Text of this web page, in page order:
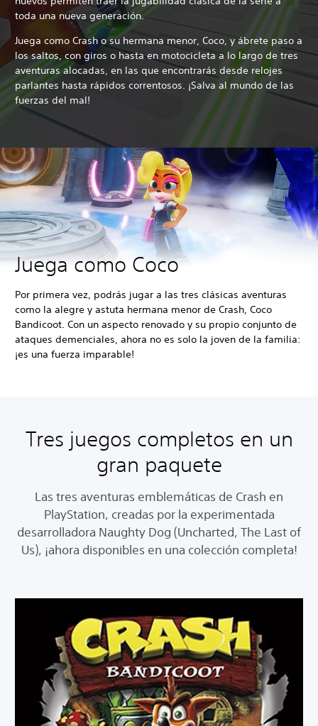
toda una nueva generación.
Juega como Crash o su hermana menor, Coco, y ábrete paso a
los saltos, con giros o hasta en motocicleta a lo largo de tres
aventuras alocadas, en las que encontrarás desde relojes
parlantes hasta rápidos correntosos. ¡Salva al mundo de las
fuerzas del mal!
Juega como Coco
Por primera vez, podrás jugar a las tres clásicas aventuras
como la alegre y astuta hermana menor de Crash, Coco
Bandicoot. Con un aspecto renovado y su propio conjunto de
ataques demenciales, ahora no es solo la joven de la familia:
¡es una fuerza imparable!
Tres juegos completos en un
gran paquete
Las tres aventuras emblemáticas de Crash en
PlayStation, creadas por la experimentada
desarrolladora Naughty Dog (Uncharted, The Last of
Us), ¡ahora disponibles en una colección completa!